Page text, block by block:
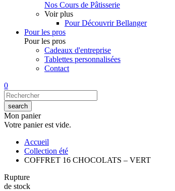
Nos Cours de Pâtisserie
Voir plus
Pour Découvrir Bellanger
Pour les pros
Pour les pros
Cadeaux d'entreprise
Tablettes personnalisées
Contact
0
Mon panier
Votre panier est vide.
Accueil
Collection été
COFFRET 16 CHOCOLATS – VERT
Rupture
de stock